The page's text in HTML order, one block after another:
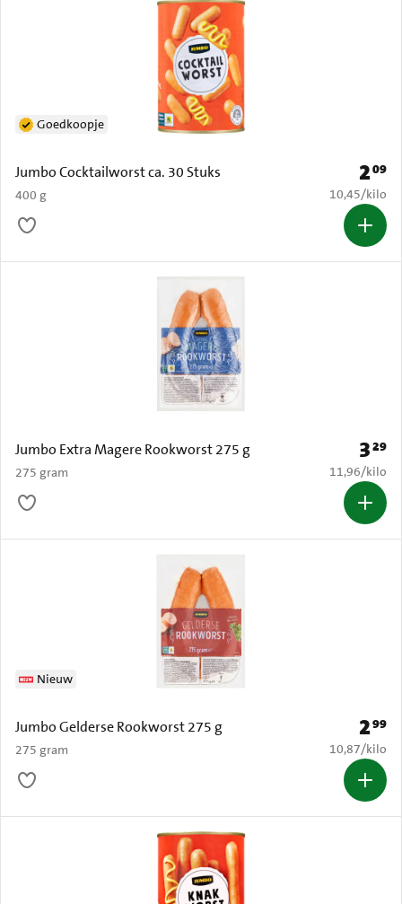
Jumbo Cocktailworst ca. 30 Stuks
400 g
Goedkoopje
Prijs:
209
€ 10,45 per
10,45/kilo
Jumbo Extra Magere Rookworst 275 g
275 gram
Prijs:
329
€ 11,96 per
11,96/kilo
Jumbo Gelderse Rookworst 275 g
275 gram
Nieuw
Prijs:
299
€ 10,87 per
10,87/kilo